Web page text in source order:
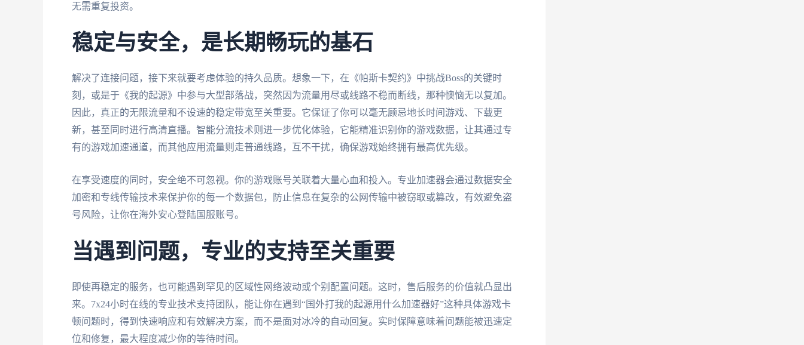
无需重复投资。
稳定与安全，是长期畅玩的基石
解决了连接问题，接下来就要考虑体验的持久品质。想象一下，在《帕斯卡契约》中挑战Boss的关键时
刻，或是于《我的起源》中参与大型部落战，突然因为流量用尽或线路不稳而断线，那种懊恼无以复加。
因此，真正的无限流量和不设速的稳定带宽至关重要。它保证了你可以毫无顾忌地长时间游戏、下载更
新，甚至同时进行高清直播。智能分流技术则进一步优化体验，它能精准识别你的游戏数据，让其通过专
有的游戏加速通道，而其他应用流量则走普通线路，互不干扰，确保游戏始终拥有最高优先级。
在享受速度的同时，安全绝不可忽视。你的游戏账号关联着大量心血和投入。专业加速器会通过数据安全
加密和专线传输技术来保护你的每一个数据包，防止信息在复杂的公网传输中被窃取或篡改，有效避免盗
号风险，让你在海外安心登陆国服账号。
当遇到问题，专业的支持至关重要
即使再稳定的服务，也可能遇到罕见的区域性网络波动或个别配置问题。这时，售后服务的价值就凸显出
来。7x24小时在线的专业技术支持团队，能让你在遇到“国外打我的起源用什么加速器好”这种具体游戏卡
顿问题时，得到快速响应和有效解决方案，而不是面对冰冷的自动回复。实时保障意味着问题能被迅速定
位和修复，最大程度减少你的等待时间。